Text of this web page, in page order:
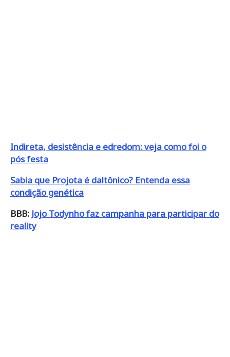
Indireta, desistência e edredom: veja como foi o
pós festa
Sabia que Projota é daltônico? Entenda essa
condição genética
BBB: Jojo Todynho faz campanha para participar do
reality